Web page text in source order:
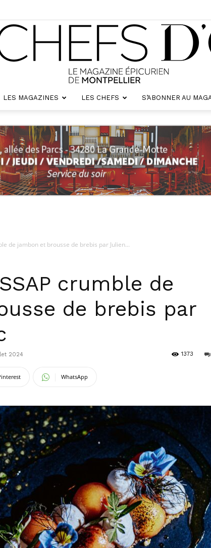
d'oc
LES MAGAZINES LES CHEFS S’ABONNER AU
de jambon et brousse de brebis par Julien...
crumble de
de brebis par
2024 1373
WhatsApp